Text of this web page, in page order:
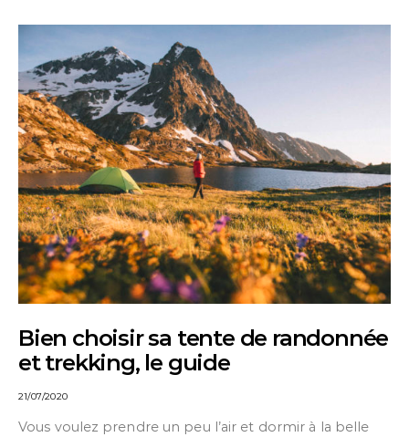
Bien choisir sa tente de randonnée
et trekking, le guide
21/07/2020
Vous voulez prendre un peu l’air et dormir à la belle